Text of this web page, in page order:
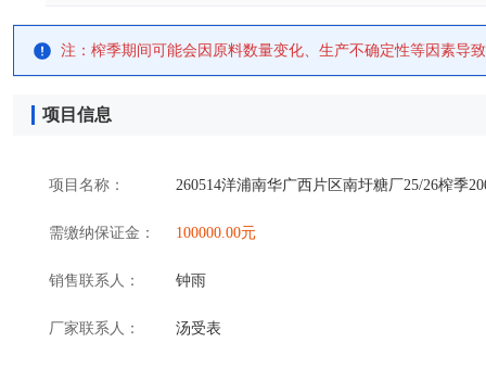
注：榨季期间可能会因原料数量变化、生产不确定性等因素导
项目信息
项目名称： 260514洋浦南华广西片区南圩糖厂25/26榨季
需缴纳保证金： 100000.00元
销售联系人： 钟雨
厂家联系人： 汤受表